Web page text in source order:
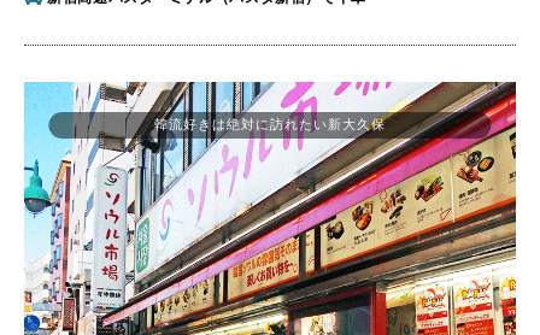
韓流好きは絶対に訪れたい新大久保